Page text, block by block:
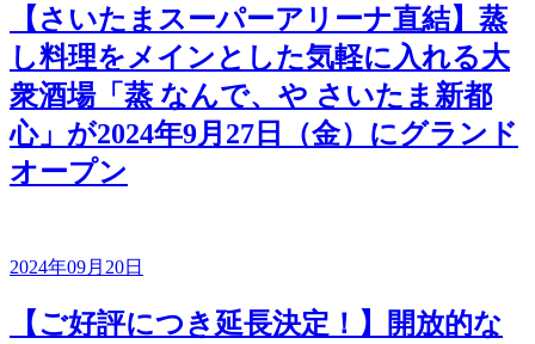
【さいたまスーパーアリーナ直結】蒸
し料理をメインとした気軽に入れる大
衆酒場「蒸 なんで、や さいたま新都
心」が2024年9月27日（金）にグランド
オープン
2024年09月20日
【ご好評につき延長決定！】開放的な